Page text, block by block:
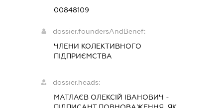
00848109
dossier.foundersAndBenef:
ЧЛЕНИ КОЛЕКТИВНОГО
ПІДПРИЄМСТВА
dossier.heads:
МАТЛАЄВ ОЛЕКСІЙ ІВАНОВИЧ -